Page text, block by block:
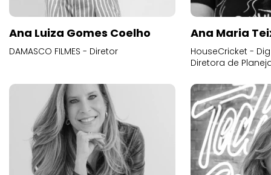
Ana Luiza Gomes Coelho
DAMASCO FILMES - Diretor
Ana Maria
HouseCricket -
Diretora de